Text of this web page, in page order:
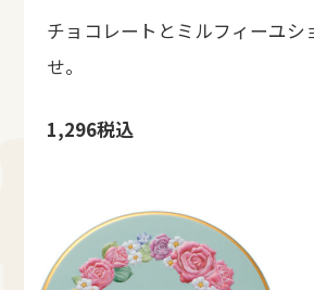
チョコレートとミルフィーユシ
せ。
1,296税込